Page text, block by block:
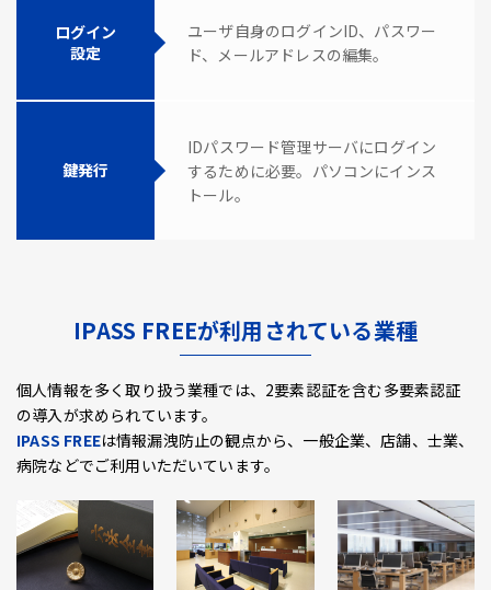
ログイン
設定
ユーザ自身のログインID、パスワー
ド、メールアドレスの編集。
鍵発行
IDパスワード管理サーバにログイン
するために必要。パソコンにインス
トール。
IPASS FREEが利用されている業種
個人情報を多く取り扱う業種では、2要素認証を含む多要素認証
の導入が求められています。
IPASS FREEは情報漏洩防止の観点から、一般企業、店舗、士業、
病院などでご利用いただいています。